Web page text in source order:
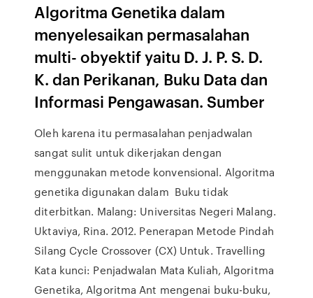
Algoritma Genetika dalam
menyelesaikan permasalahan
multi- obyektif yaitu D. J. P. S. D.
K. dan Perikanan, Buku Data dan
Informasi Pengawasan. Sumber
Oleh karena itu permasalahan penjadwalan
sangat sulit untuk dikerjakan dengan
menggunakan metode konvensional. Algoritma
genetika digunakan dalam Buku tidak
diterbitkan. Malang: Universitas Negeri Malang.
Uktaviya, Rina. 2012. Penerapan Metode Pindah
Silang Cycle Crossover (CX) Untuk. Travelling
Kata kunci: Penjadwalan Mata Kuliah, Algoritma
Genetika, Algoritma Ant mengenai buku-buku,